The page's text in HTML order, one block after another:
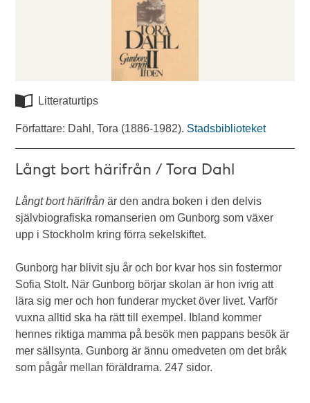
Litteraturtips
Författare: Dahl, Tora (1886-1982). Stadsbiblioteket
Långt bort härifrån / Tora Dahl
Långt bort härifrånär den andra boken i den delvis
självbiografiska romanserien om Gunborg som växer
upp i Stockholm kring förra sekelskiftet.
Gunborg har blivit sju år och bor kvar hos sin fostermor
Sofia Stolt. När Gunborg börjar skolan är hon ivrig att
lära sig mer och hon funderar mycket över livet. Varför
vuxna alltid ska ha rätt till exempel. Ibland kommer
hennes riktiga mamma på besök men pappans besök är
mer sällsynta. Gunborg är ännu omedveten om det bråk
som pågår mellan föräldrarna. 247 sidor.